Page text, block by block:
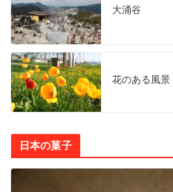
大涌谷
花のある風景
日本の菓子